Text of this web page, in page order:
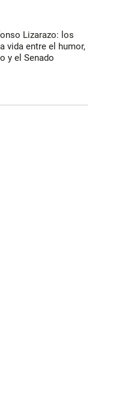
Lizarazo: los
vida entre el humor,
y el Senado